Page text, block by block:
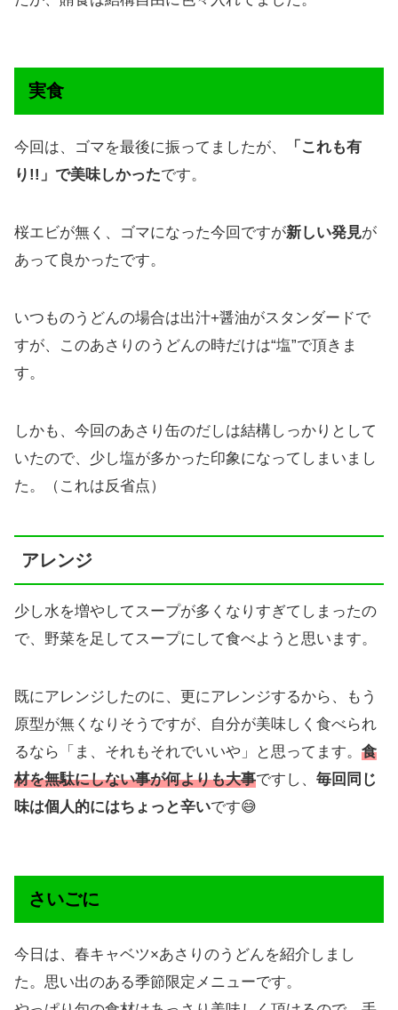
実食
今回は、ゴマを最後に振ってましたが、
「これも有
り!!」で美味しかったです。
桜エビが無く、ゴマになった今回ですが新しい発見が
あって良かったです。
いつものうどんの場合は出汁+醤油がスタンダードで
すが、このあさりのうどんの時だけは“塩”で頂きま
す。
しかも、今回のあさり缶のだしは結構しっかりとして
いたので、少し塩が多かった印象になってしまいまし
た。（これは反省点）
アレンジ
少し水を増やしてスープが多くなりすぎてしまったの
で、野菜を足してスープにして食べようと思います。
既にアレンジしたのに、更にアレンジするから、もう
原型が無くなりそうですが、自分が美味しく食べられ
るなら「ま、それもそれでいいや」と思ってます。 食
材を無駄にしない事が何よりも大事ですし、 毎回同じ
味は個人的にはちょっと辛いです😅
さいごに
今日は、春キャベツ×あさりのうどんを紹介しまし
た。思い出のある季節限定メニューです。